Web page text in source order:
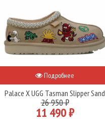
Подробнее
Palace X UGG Tasman Slipper Sand
26 950 ₽
11 490 ₽